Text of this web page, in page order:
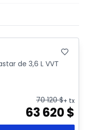
de 3,6 L VVT
70 120$+ tx
63 620$